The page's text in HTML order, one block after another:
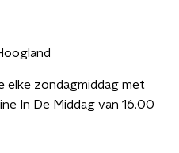
elke zondagmiddag met
In De Middag van 16.00